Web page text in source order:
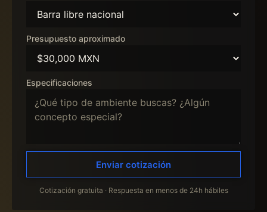
Presupuesto aproximado
Especificaciones
Enviar cotización
Cotización gratuita · Respuesta en menos de 24h hábiles